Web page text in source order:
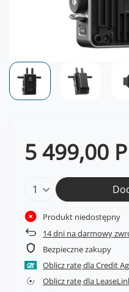
5 499,00
Produkt niedostępny
14dni na darmowy
Bezpieczne zakupy
Oblicz ratę dla Credit
Oblicz ratę dla